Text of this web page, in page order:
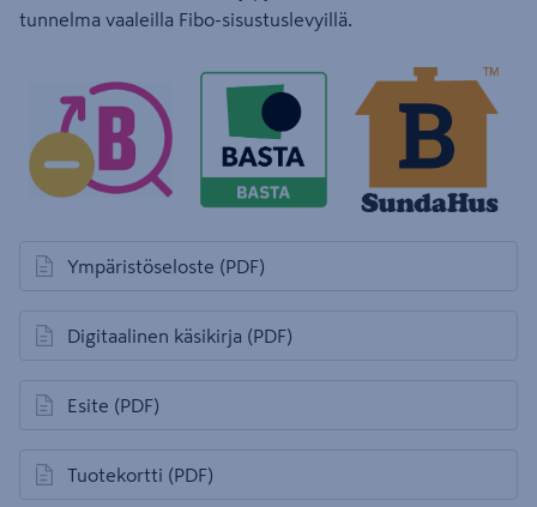
tunnelma vaaleilla Fibo-sisustuslevyillä.
Ympäristöseloste (PDF)
avautuu uuteen välilehteen
Digitaalinen käsikirja (PDF)
avautuu uuteen välilehteen
Esite (PDF)
avautuu uuteen välilehteen
Tuotekortti (PDF)
avautuu uuteen välilehteen